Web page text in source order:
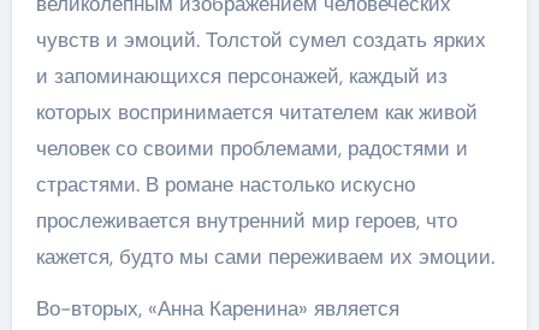
чувств и эмоций. Толстой сумел создать ярких
и запоминающихся персонажей, каждый из
которых воспринимается читателем как живой
человек со своими проблемами, радостями и
страстями. В романе настолько искусно
прослеживается внутренний мир героев, что
кажется, будто мы сами переживаем их эмоции.
Во-вторых, «Анна Каренина» является